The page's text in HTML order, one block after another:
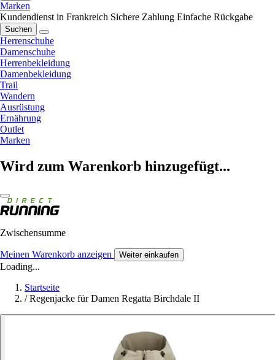
Marken
Kundendienst in Frankreich Sichere Zahlung Einfache Rückgabe
Suchen
Herrenschuhe
Damenschuhe
Herrenbekleidung
Damenbekleidung
Trail
Wandern
Ausrüstung
Ernährung
Outlet
Marken
Wird zum Warenkorb hinzugefügt...
Zwischensumme
Meinen Warenkorb anzeigen Weiter einkaufen
Loading...
Startseite
/ Regenjacke für Damen Regatta Birchdale II